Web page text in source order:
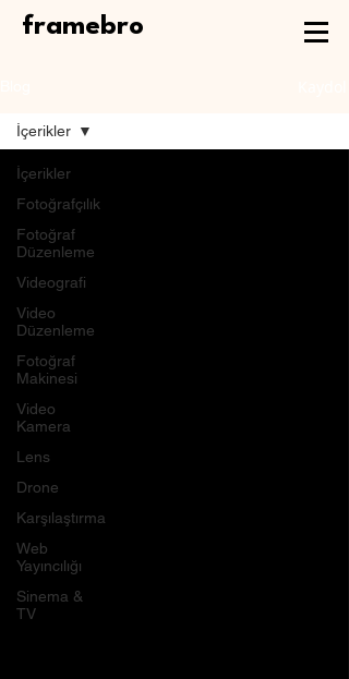
framebro
İçerikler
Fotoğrafçılık
Fotoğraf
Düzenleme
Videografi
Video
Düzenleme
Fotoğraf
Makinesi
Video
Kamera
Lens
Drone
Karşılaştırma
Web
Yayıncılığı
Sinema &
TV
İçerikler